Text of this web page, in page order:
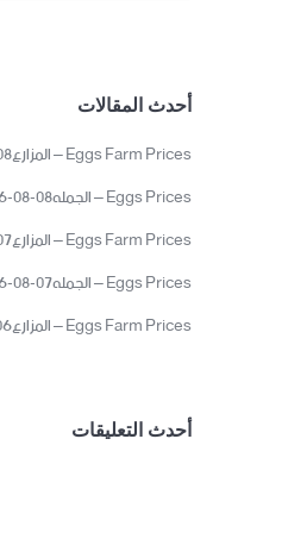
أحدث المقالات
Eggs Farm Prices – المزارع08-08-2026
Eggs Prices – الجمله08-08-2026
Eggs Farm Prices – المزارع07-08-2026
Eggs Prices – الجمله07-08-2026
Eggs Farm Prices – المزارع06-08-2026
أحدث التعليقات